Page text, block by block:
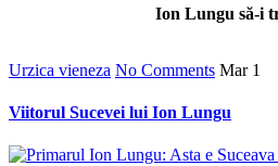
Ion Lungu să-i
Urzica vieneza No Comments Mar 1
Viitorul Sucevei lui Ion Lungu